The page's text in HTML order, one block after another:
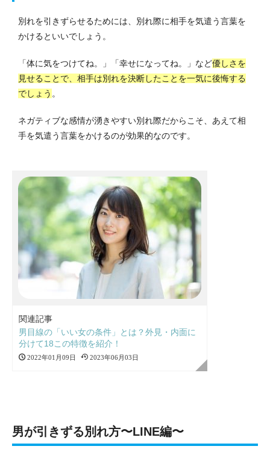
別れを引きずらせるためには、別れ際に相手を気遣う言葉を
かけるといいでしょう。
「体に気をつけてね。」「幸せになってね。」など優しさを
見せることで、相手は別れを決断したことを一気に後悔する
でしょう 。
ネガティブな感情が湧きやすい別れ際だからこそ、あえて相
手を気遣う言葉をかけるのが効果的なのです。
関連記事
男目線の「いい女の条件」とは？外見・内面に
分けて18この特徴を紹介！
2022年01月09日 2023年06月03日
男が引きずる別れ方〜LINE編〜